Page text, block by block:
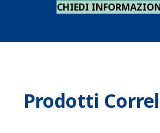
CHIEDI
Prodotti